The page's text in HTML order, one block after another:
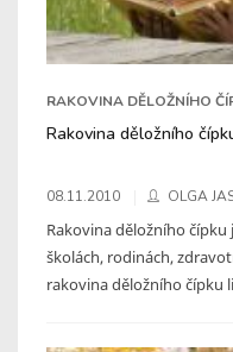
RAKOVINA DĚLOŽNÍHO
Rakovina děložního
08.11.2010 OLGA
Rakovina děložního
školách, rodinách,
rakovina děložního čípku